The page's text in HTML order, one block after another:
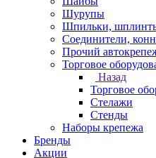
Шурупы
Шпильки,
Соединители,
Прочий
Торговое
Назад
Торговое
Стелажи
Стенды
Наборы крепежа
Бренды
Акции